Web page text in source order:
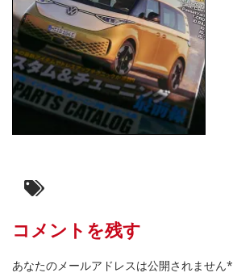
コメントを残す
あなたのメールアドレスは公開されません*